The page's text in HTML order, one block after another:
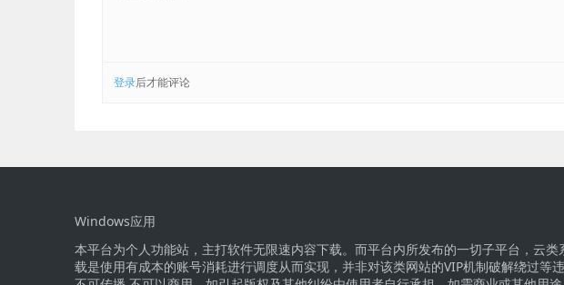
登录后才能评论
Windows应用
本平台为个人功能站，主打软件无限速内容下载。而平台内所发布的一切子平台，云
载是使用有成本的账号消耗进行调度从而实现，并非对该类网站的VIP机制破解绕过